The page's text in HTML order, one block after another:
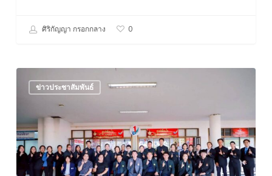
ศิริกัญญา กรอกกลาง 0
ข่าวประชาสัมพันธ์
คณะ
ดู
งาน
TO
BE